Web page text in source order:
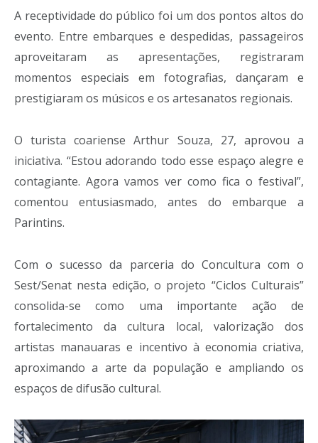
A receptividade do público foi um dos pontos altos do
evento. Entre embarques e despedidas, passageiros
aproveitaram as apresentações, registraram
momentos especiais em fotografias, dançaram e
prestigiaram os músicos e os artesanatos regionais.
O turista coariense Arthur Souza, 27, aprovou a
iniciativa. “Estou adorando todo esse espaço alegre e
contagiante. Agora vamos ver como fica o festival”,
comentou entusiasmado, antes do embarque a
Parintins.
Com o sucesso da parceria do Concultura com o
Sest/Senat nesta edição, o projeto “Ciclos Culturais”
consolida-se como uma importante ação de
fortalecimento da cultura local, valorização dos
artistas manauaras e incentivo à economia criativa,
aproximando a arte da população e ampliando os
espaços de difusão cultural.